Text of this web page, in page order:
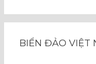
BIỂN ĐẢO VIỆT